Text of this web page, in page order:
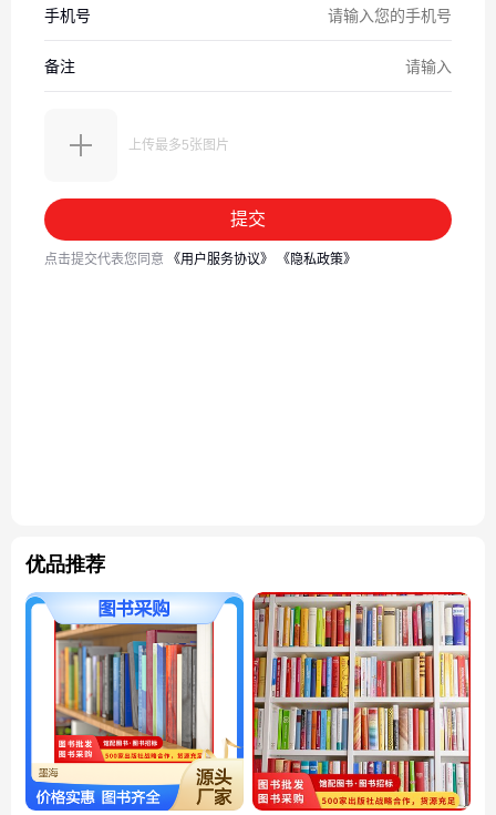
优品推荐